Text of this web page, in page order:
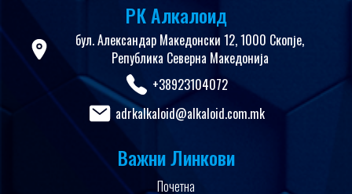
РК Алкалоид
бул. Александар Македонски 12, 1000 Скопје,
Република Северна Македонија
+38923104072
adrkalkaloid@alkaloid.com.mk
Важни Линкови
Почетна